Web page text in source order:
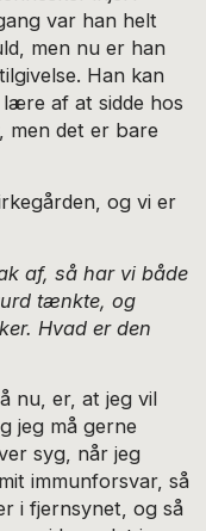
var han helt
men nu er han
Han kan
af at sidde hos
men det er bare
og vi er
af, så har vi både
tænkte, og
Hvad er den
nu, er, at jeg vil
jeg må gerne
syg, når jeg
immunforsvar, så
i fjernsynet, og så